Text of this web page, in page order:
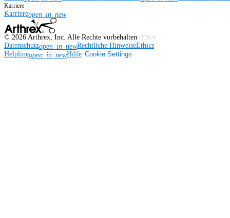
Karriere
Karriereopen_in_new
© 2026 Arthrex, Inc. Alle Rechte vorbehaltenv3.56.0
Datenschutzopen_in_newRechtliche HinweiseEthics
Helplineopen_in_newHilfe Cookie Settings